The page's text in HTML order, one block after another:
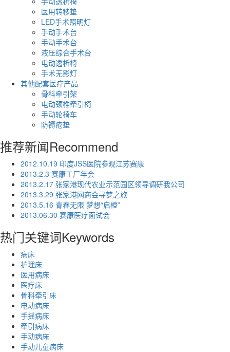
医用转移垫
LED手术照明灯
手动手术台
手动手术台
液压综合手术台
电动透析椅
手术无影灯
其他配套医疗产品
骨科牵引架
电动颈椎牵引椅
手动轮椅车
防褥疮垫
推荐新闻Recommend
2012.10.19 印度JSS医院参观江苏赛康
2013.2.3 赛康工厂年会
2013.2.17 张家港现代农业示范园区领导调研我公司
2013.3.29 张家港网商会寻梦之旅
2013.5.16 青春无限 梦想“启橙”
2013.06.30 赛康医疗面试会
热门关键词Keywords
病床
护理床
医用病床
医疗床
骨科牵引床
电动病床
手摇病床
牵引病床
手动病床
手动儿童病床